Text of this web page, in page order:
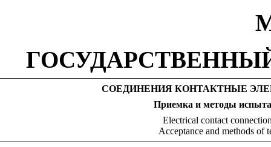
СОЕДИНЕНИЯ КОНТАКТНЫЕ
Приемка и методы
Electrical contact
Acceptance and methods of